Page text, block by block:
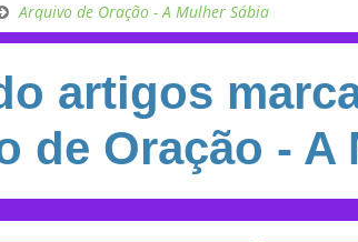
Arquivo de Oração - A Mulher Sábia
artigos
de Oração - A